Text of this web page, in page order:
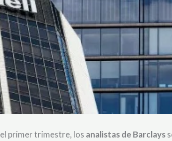
primer trimestre, los analistas de Barclays